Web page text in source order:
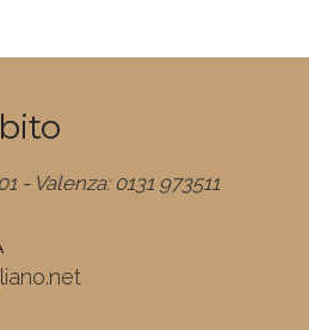
- Valenza: 0131 973511